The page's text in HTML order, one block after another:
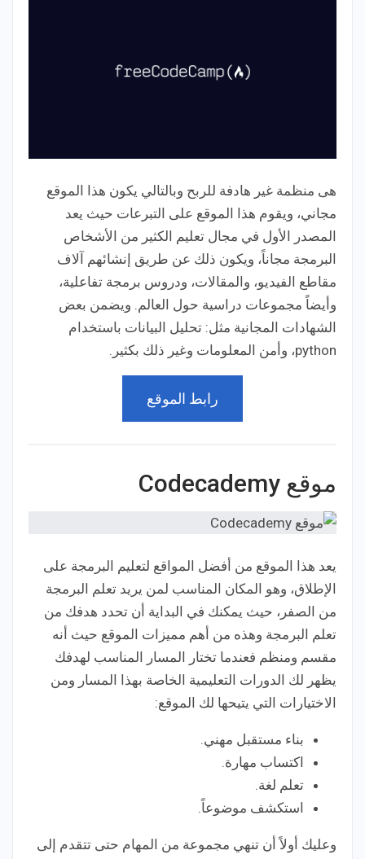
هى منظمة غير هادفة للربح وبالتالي يكون هذا الموقع
مجاني، ويقوم هذا الموقع على التبرعات حيث يعد
المصدر الأول في مجال تعليم الكثير من الأشخاص
البرمجة مجاناً، ويكون ذلك عن طريق إنشائهم آلاف
مقاطع الفيديو، والمقالات، ودروس برمجة تفاعلية،
وأيضاً مجموعات دراسية حول العالم. ويضمن بعض
الشهادات المجانية مثل: تحليل البيانات باستخدام
python، وأمن المعلومات وغير ذلك بكثير.
رابط الموقع
موقع Codecademy
يعد هذا الموقع من أفضل المواقع لتعليم البرمجة على
الإطلاق، وهو المكان المناسب لمن يريد تعلم البرمجة
من الصفر، حيث يمكنك في البداية أن تحدد هدفك من
تعلم البرمجة وهذه من أهم مميزات الموقع حيث أنه
مقسم ومنظم فعندما تختار المسار المناسب لهدفك
يظهر لك الدورات التعليمية الخاصة بهذا المسار ومن
الاختيارات التي يتيحها لك الموقع:
بناء مستقبل مهني.
اكتساب مهارة.
تعلم لغة.
استكشف موضوعاً.
وعليك أولاً أن تنهي مجموعة من المهام حتى تتقدم إلى